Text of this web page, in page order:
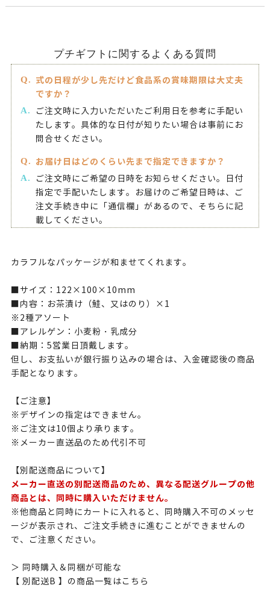
プチギフトに関するよくある質問
式の日程が少し先だけど食品系の賞味期限は大丈夫
ですか？
ご注文時に入力いただいたご利用日を参考に手配い
たします。具体的な日付が知りたい場合は事前にお
問合せください。
お届け日はどのくらい先まで指定できますか？
ご注文時にご希望の日時をお知らせください。日付
指定で手配いたします。お届けのご希望日時は、ご
注文手続き中に「通信欄」があるので、そちらに記
載してください。
カラフルなパッケージが和ませてくれます。
■サイズ：122×100×10mm
■内容：お茶漬け（鮭、又はのり）×1
※2種アソート
■アレルゲン：小麦粉・乳成分
■納期：5営業日頂戴します。
但し、お支払いが銀行振り込みの場合は、入金確認後の商品
手配となります。
【ご注意】
※デザインの指定はできません。
※ご注文は10個より承ります。
※メーカー直送品のため代引不可
【別配送商品について】
メーカー直送の別配送商品のため、異なる配送グループの他
商品とは、同時に購入いただけません。
※他商品と同時にカートに入れると、同時購入不可のメッセ
ージが表示され、ご注文手続きに進むことができませんの
で、ご注意ください。
＞ 同時購入＆同梱が可能な
【 別配送B 】の商品一覧はこちら